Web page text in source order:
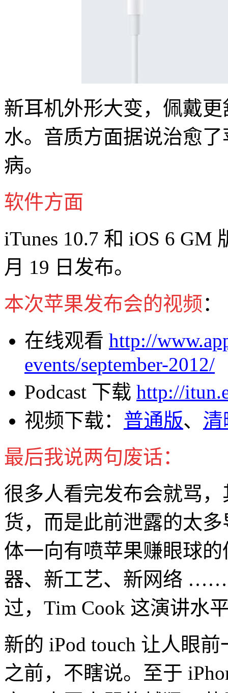
新耳机外形大变，佩戴
水。音质方面据说治愈
病。
软件方面
iTunes 10.7 和 iOS 6 GM
月 19 日发布。
本次苹果发布会的视频：
在线观看 http://
events/september-2012/
Podcast 下载 http://
视频下载： 普通版、 清
最后我说两句废话：
很多人看完发布会就骂
货，而是此前泄露的太
体一向有喷苹果赚眼球
器、新工艺、新网络 ……
过，Tim Cook 这演讲水
新的 iPod touch 让人眼
之前，不瞎说。至于